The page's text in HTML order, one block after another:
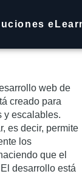
web de
creado para
y escalables.
es decir, permite
los
que el
desarrollo está